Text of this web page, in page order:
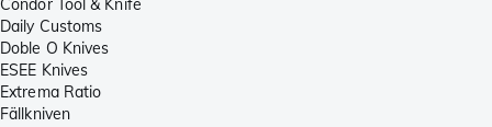
Condor Tool & Knife
Daily Customs
Doble O Knives
ESEE Knives
Extrema Ratio
Fällkniven